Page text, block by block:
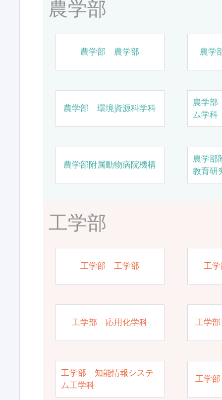
農学部
農学部 農学部 農学
農学部 環境資源科学科
農学
ム学科
農学部附属動物病院機構
農学部
教育研
工学部
工学部 工学部 工
工学部 応用化学科 工学
工学部 知能情報システ
ム工学科
工学